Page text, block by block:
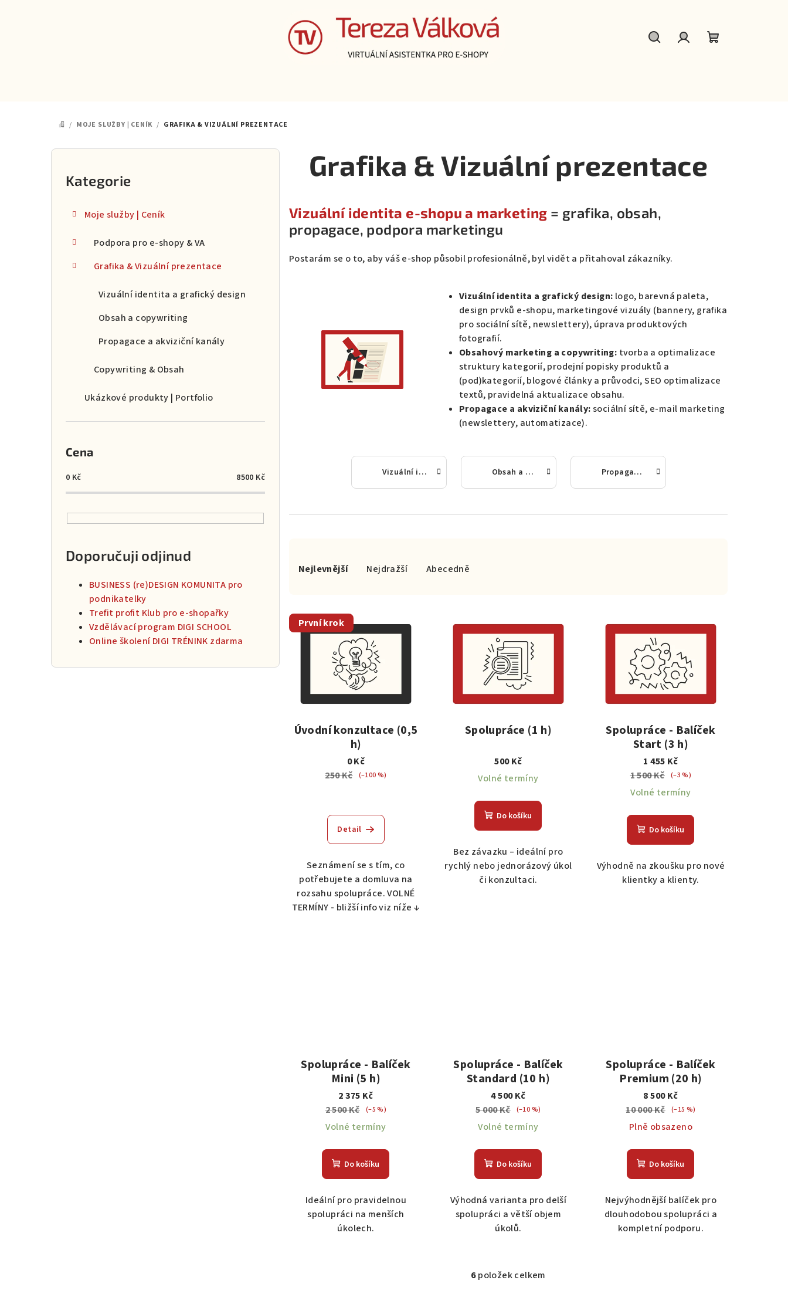
DOMŮ
/ MOJE SLUŽBY | CENÍK / GRAFIKA & VIZUÁLNÍ PREZENTACE
P
Přeskočit
kategorie
Kategorie
Moje služby | Ceník
Podpora pro e-shopy & VA
Grafika & Vizuální prezentace
Vizuální identita a grafický design
Obsah a copywriting
Propagace a akviziční kanály
Copywriting & Obsah
Ukázkové produkty | Portfolio
Cena
0 Kč 8500 Kč
Doporučuji odjinud
BUSINESS (re)DESIGN KOMUNITA pro
podnikatelky
Trefit profit Klub pro e-shopařky
Vzdělávací program DIGI SCHOOL
Online školení DIGI TRÉNINK zdarma
Grafika & Vizuální prezentace
Vizuální identita e-shopu a marketing = grafika, obsah,
propagace, podpora marketingu
Postarám se o to, aby váš e-shop působil profesionálně, byl vidět a přitahoval zákazníky.
Vizuální identita a grafický design: logo, barevná paleta,
design prvků e-shopu, marketingové vizuály (bannery, grafika
pro sociální sítě, newslettery), úprava produktových
fotografií.
Obsahový marketing a copywriting: tvorba a optimalizace
struktury kategorií, prodejní popisky produktů a
(pod)kategorií, blogové články a průvodci, SEO optimalizace
textů, pravidelná aktualizace obsahu.
Propagace a akviziční kanály:sociální sítě, e-mail marketing
(newslettery, automatizace).
Vizuální identita a grafický design Obsah a copywriting Propagace a akviziční kanály
a
e
o
Nejlevnější Nejdražší Abecedně
V
ý
p
ů
První krok
Úvodní konzultace (0,5
h)
0 Kč
250 Kč
(–100 %)
Detail
Seznámení se s tím, co
potřebujete a domluva na
rozsahu spolupráce. VOLNÉ
TERMÍNY - bližší info viz níže ↓
Spolupráce (1 h)
500 Kč
Volné termíny
Do košíku
Bez závazku – ideální pro
rychlý nebo jednorázový úkol
či konzultaci.
Spolupráce - Balíček
Start (3 h)
1 455 Kč
1 500 Kč (–3 %)
Volné termíny
Do košíku
Výhodně na zkoušku pro nové
klientky a klienty.
Spolupráce - Balíček
Mini (5 h)
2 375 Kč
2 500 Kč (–5 %)
Volné termíny
Do košíku
Ideální pro pravidelnou
spolupráci na menších
úkolech.
Spolupráce - Balíček
Standard (10 h)
4 500 Kč
5 000 Kč
(–10 %)
Volné termíny
Do košíku
Výhodná varianta pro delší
spolupráci a větší objem
úkolů.
Spolupráce - Balíček
Premium (20 h)
8 500 Kč
10 000 Kč (–15 %)
Plně obsazeno
Do košíku
Nejvýhodnější balíček pro
dlouhodobou spolupráci a
kompletní podporu.
O
6položek celkem